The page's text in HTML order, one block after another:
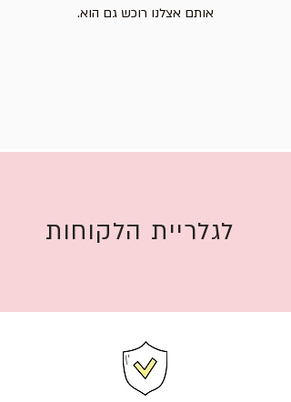
אותם אצלנו רוכש גם הוא.
לגלריית הלקוחות